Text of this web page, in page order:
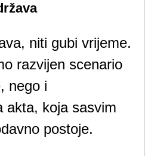
niti gubi vrijeme.
razvijen scenario
nego i
akta, koja sasvim
postoje.